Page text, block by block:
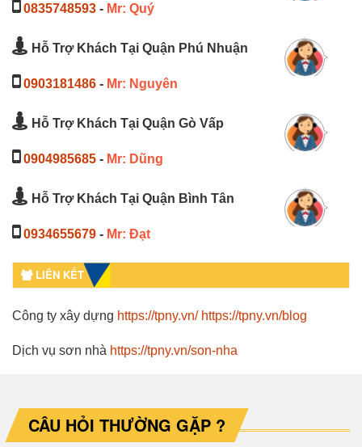
0835748593 - Mr: Quý
Hỗ Trợ Khách Tại Quận Phú Nhuận
0903181486 - Mr: Nguyên
Hỗ Trợ Khách Tại Quận Gò Vấp
0904985685 - Mr: Dũng
Hỗ Trợ Khách Tại Quận Bình Tân
0934655679 - Mr: Đạt
LIÊN KẾT
Công ty xây dựng https://tpny.vn/ https://tpny.vn/blog
Dịch vụ sơn nhà https://tpny.vn/son-nha
CÂU HỎI THƯỜNG GẶP ?